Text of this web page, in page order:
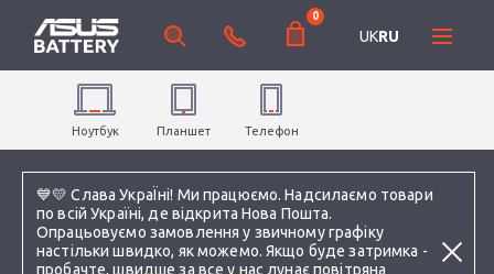
💙💛 Слава УкраЇні! Ми працюємо. Надсилаємо товари
по всій Україні, де відкрита Нова Пошта.
Опрацьовуємо замовлення у звичному графіку
настільки швидко, як можемо. Якщо буде затримка -
пробачте, швидше за все у нас лунає повітряна
0
UKRU
Ноутбук Планшет Телефон